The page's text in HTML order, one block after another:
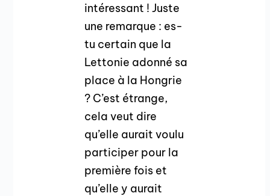
intéressant ! Juste
une remarque : es-
tu certain que la
Lettonie adonné sa
place à la Hongrie
? C’est étrange,
cela veut dire
qu’elle aurait voulu
participer pour la
première fois et
qu’elle y aurait